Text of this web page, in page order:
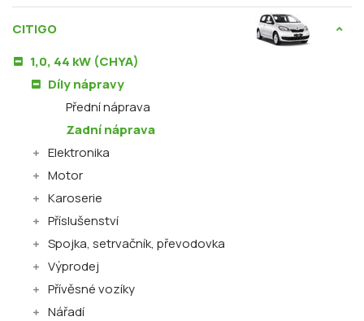
CITIGO
1,0, 44 kW (CHYA)
Díly nápravy
Přední náprava
Zadní náprava
Elektronika
Motor
Karoserie
Příslušenství
Spojka, setrvačník, převodovka
Výprodej
Přívěsné vozíky
Nářadí